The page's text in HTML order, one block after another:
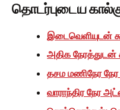
தொடர்புடைய
இடைவெளியுடன்
அதிக நேரத்துடன்
தசம மணிநேர
வாராந்திர நேர